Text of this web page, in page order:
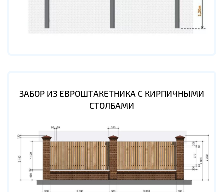
ЗАБОР ИЗ ЕВРОШТАКЕТНИКА С КИРПИЧНЫМИ
СТОЛБАМИ